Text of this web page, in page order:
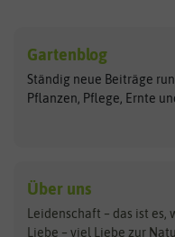
Exotische Samen
Gemüsesamen
Gründünger
Kräutersamen
Obstsamen
Arche Noah
ASB Greenworld
Benary
Bingenheimer Saatgut
Gartenblog
Ständig neue Beiträge
Pflanzen, Pflege, Ernte
Über uns
Leidenschaft – das ist
Liebe – viel Liebe zur